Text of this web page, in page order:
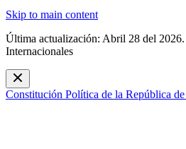
Skip to main content
Última actualización: Abril 28 del 2026.
Internacionales
Constitución Política de la República